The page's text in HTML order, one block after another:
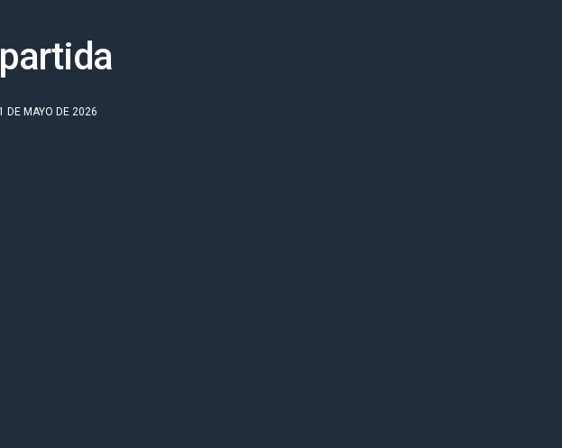
DE MAYO DE 2026